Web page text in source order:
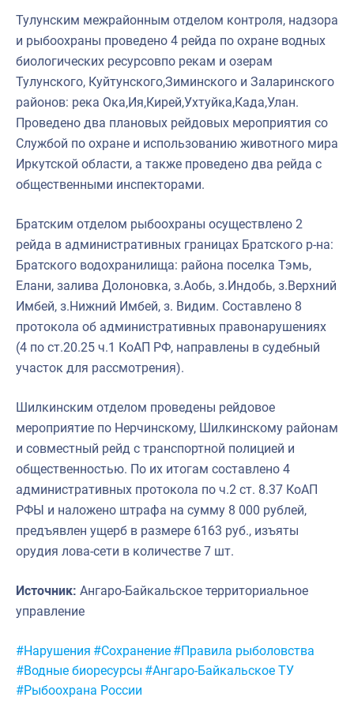
Тулунским межрайонным отделом контроля, надзора
и рыбоохраны проведено 4 рейда по охране водных
биологических ресурсовпо рекам и озерам
Тулунского, Куйтунского,Зиминского и Заларинского
районов: река Ока,Ия,Кирей,Ухтуйка,Када,Улан.
Проведено два плановых рейдовых мероприятия со
Службой по охране и использованию животного мира
Иркутской области, а также проведено два рейда с
общественными инспекторами.
Братским отделом рыбоохраны осуществлено 2
рейда в административных границах Братского р-на:
Братского водохранилища: района поселка Тэмь,
Елани, залива Долоновка, з.Аобь, з.Индобь, з.Верхний
Имбей, з.Нижний Имбей, з. Видим. Составлено 8
протокола об административных правонарушениях
(4 по ст.20.25 ч.1 КоАП РФ, направлены в судебный
участок для рассмотрения).
Шилкинским отделом проведены рейдовое
мероприятие по Нерчинскому, Шилкинскому районам
и совместный рейд с транспортной полицией и
общественностью. По их итогам составлено 4
административных протокола по ч.2 ст. 8.37 КоАП
РФЫ и наложено штрафа на сумму 8 000 рублей,
предъявлен ущерб в размере 6163 руб., изъяты
орудия лова-сети в количестве 7 шт.
Источник: Ангаро-Байкальское территориальное
управление
Метки:
#Нарушения #Сохранение #Правила рыболовства
#Водные биоресурсы #Ангаро-Байкальское ТУ
#Рыбоохрана России